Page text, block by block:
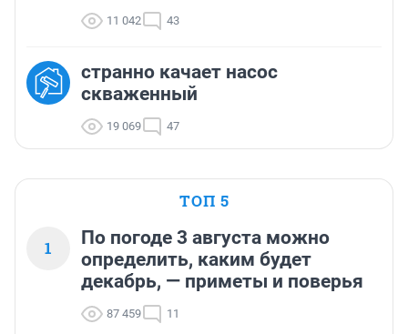
11 042 43
странно качает насос
скваженный
19 069 47
ТОП 5
1
По погоде 3 августа можно
определить, каким будет
декабрь, — приметы и поверья
87 459 11